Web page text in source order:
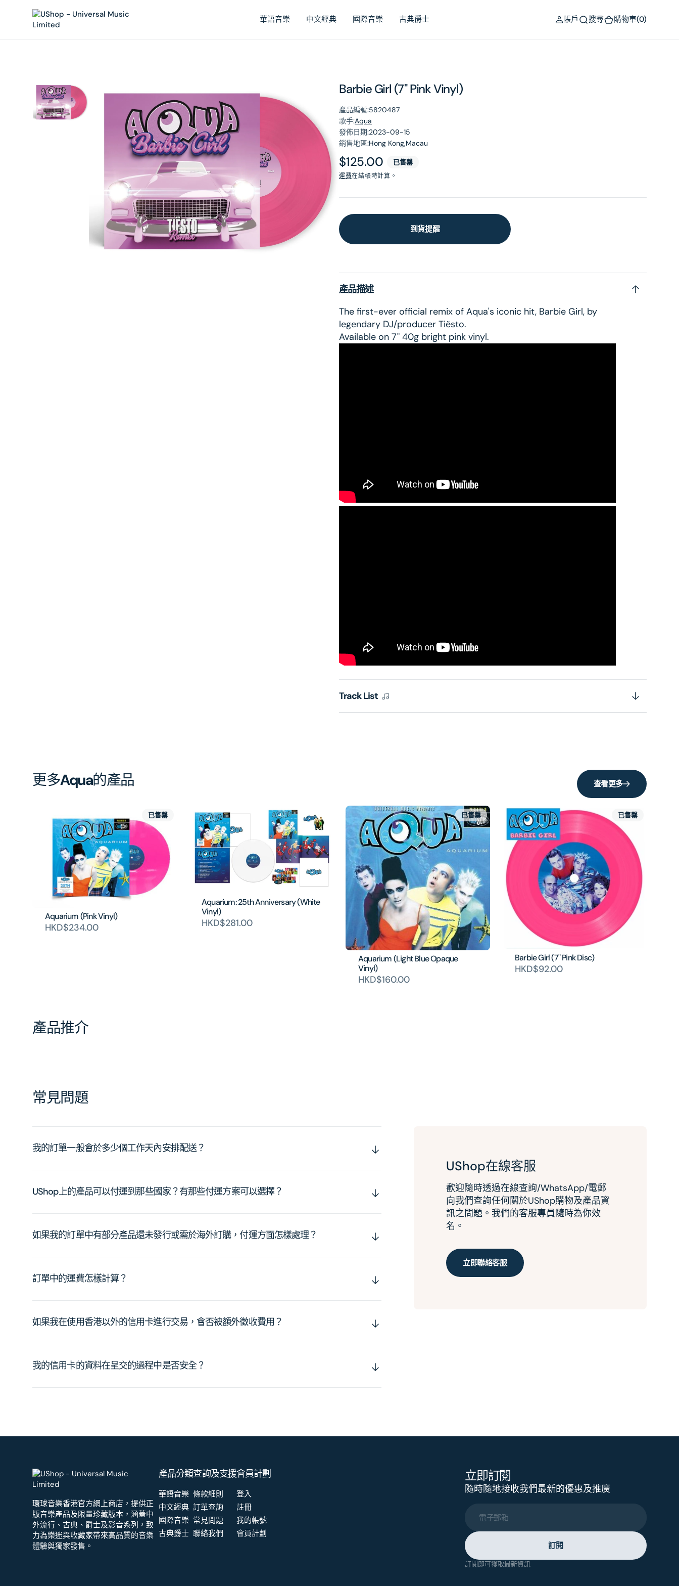
華語音樂 中文經典 國際音樂 古典爵士 帳戶 搜尋 購物車(0)
Barbie Girl (7" Pink Vinyl)
產品編號:5820487
歌手:Aqua
發佈日期:2023-09-15
銷售地區:Hong Kong,Macau
原
價
$125.00 已售罄
運費在結帳時計算。
到貨提醒
產品描述
The first-ever official remix of Aqua's iconic hit, Barbie Girl, by
legendary DJ/producer Tiësto.
Available on 7" 40g bright pink vinyl.
Track List
在
相
簿
中
開
啟
更多Aqua的產品 查看更多
Aquarium (Pink Vinyl)
HKD$234.00
已售罄
Aquarium: 25th Anniversary (White
Vinyl)
HKD$281.00
Aquarium (Light Blue Opaque
Vinyl)
HKD$160.00
已售罄
Barbie Girl (7" Pink Disc)
HKD$92.00
已售罄
產品推介
常見問題
我的訂單一般會於多少個工作天內安排配送？
UShop上的產品可以付運到那些國家？有那些付運方案可以選擇？
如果我的訂單中有部分產品還未發行或需於海外訂購，付運方面怎樣處理？
訂單中的運費怎樣計算？
如果我在使用香港以外的信用卡進行交易，會否被額外徵收費用？
我的信用卡的資料在呈交的過程中是否安全？
UShop在線客服
歡迎隨時透過在線查詢/WhatsApp/電郵
向我們查詢任何關於UShop購物及產品資
訊之問題。我們的客服專員隨時為你效
名。
立即聯絡客服
環球音樂香港官方網上商店，提供正
版音樂產品及限量珍藏版本，涵蓋中
外流行、古典、爵士及影音系列，致
力為樂迷與收藏家帶來高品質的音樂
體驗與獨家發售。
產品分類
華語音樂
中文經典
國際音樂
古典爵士
查詢及支援
條款細則
訂單查詢
常見問題
聯絡我們
會員計劃
登入
註冊
我的帳號
會員計劃
立即訂閱
隨時隨地接收我們最新的優惠及推廣
電子郵箱
訂閱
訂閱即可獲取最新資訊